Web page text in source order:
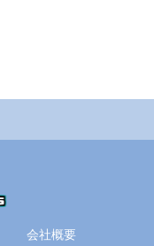
会社概要